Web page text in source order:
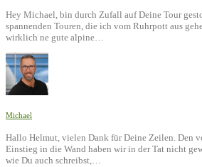
Hey Michael, bin durch Zufall auf Deine Tour
spannenden Touren, die ich vom Ruhrpott aus
wirklich ne gute alpine…
Michael
Hallo Helmut, vielen Dank für Deine Zeilen. Den
Einstieg in die Wand haben wir in der Tat nicht
wie Du auch schreibst,…